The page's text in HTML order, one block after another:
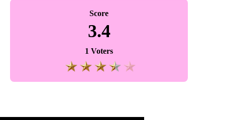
Score
3.4
1 Voters